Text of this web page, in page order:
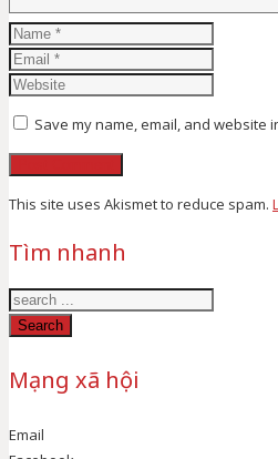
Save my name, email, and website
This site uses Akismet to reduce spam.
Tìm nhanh
Search
Mạng xã hội
Email